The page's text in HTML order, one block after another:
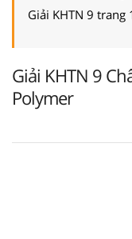
Giải KHTN 9 trang
Giải KHTN 9
Polymer